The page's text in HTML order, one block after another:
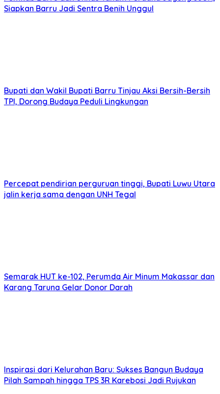
Siapkan Barru Jadi Sentra Benih Unggul
Bupati dan Wakil Bupati Barru Tinjau Aksi Bersih-Bersih
TPI, Dorong Budaya Peduli Lingkungan
Percepat pendirian perguruan tinggi, Bupati Luwu Utara
jalin kerja sama dengan UNH Tegal
Semarak HUT ke-102, Perumda Air Minum Makassar dan
Karang Taruna Gelar Donor Darah
Inspirasi dari Kelurahan Baru: Sukses Bangun Budaya
Pilah Sampah hingga TPS 3R Karebosi Jadi Rujukan